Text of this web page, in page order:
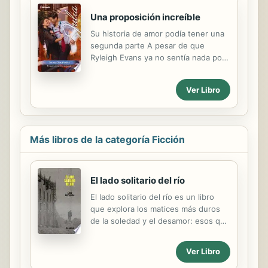
Joe sintiese lo mismo por ella!
besándolo...
Una proposición increíble
Su historia de amor podía tener una
segunda parte A pesar de que
Ryleigh Evans ya no sentía nada por
hombre perfecto para darle el hijo
que ella siempre había querido tener.
Sin embargo, seguía existiendo
atracción entre ellos, aunque Ryleigh
se negaba a creer que el sexy
pediatra la dejara llegar a su
corazón... Nick Damian se quedó de
para ofrecerle una oportunidad
había dejado escapar a Ryleigh una
vez y no quería volver a cometer el
mismo error.
Ver Libro
Más libros de la categoría Ficción
El lado solitario del río
El lado solitario del río es un libro
que explora los matices más duros
de la soledad y el desamor: esos que
conciencia la certeza de que todo lo
vivido fue tan sólo un largo
Ver Libro